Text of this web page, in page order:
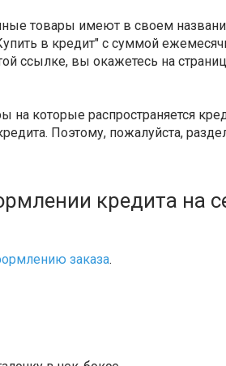
товары имеют в своем
в кредит" с суммой
ссылке, вы окажетесь на
которые распространяется
Поэтому, пожалуйста,
кредита на
заказа.